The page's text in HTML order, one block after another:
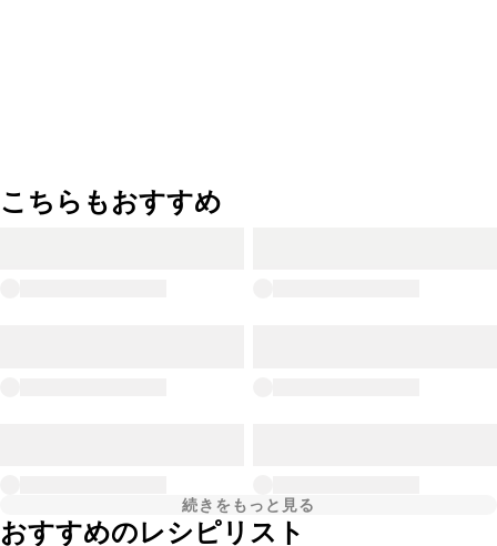
こちらもおすすめ
続きをもっと見る
おすすめのレシピリスト